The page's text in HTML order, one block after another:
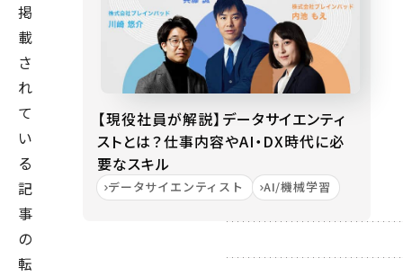
掲
載
さ
れ
て
い
る
記
事
の
転
【現役社員が解説】データサイエンティ
ストとは？仕事内容やAI・DX時代に必
要なスキル
データサイエンティスト AI/機械学習